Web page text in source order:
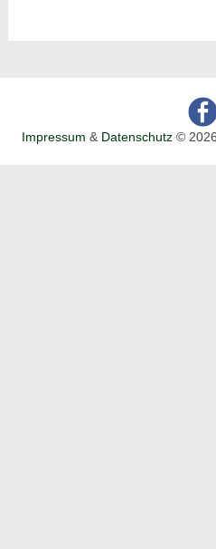
Impressum & Datenschutz ©